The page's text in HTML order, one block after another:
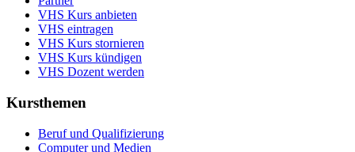
VHS Kurs anbieten
VHS eintragen
VHS Kurs stornieren
VHS Kurs kündigen
VHS Dozent werden
Kursthemen
Beruf und Qualifizierung
Computer und Medien